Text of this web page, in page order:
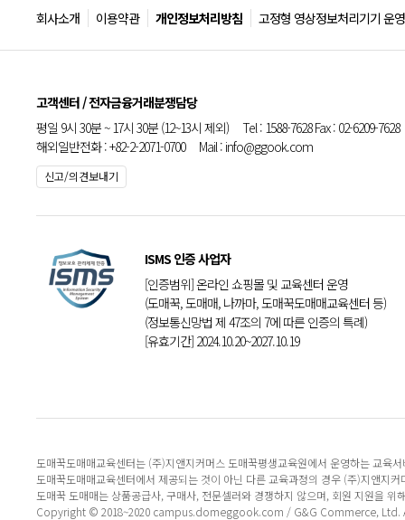
회사소개 이용약관 개인정보처리방침 고정형 영상정보처리기기 운
고객센터 / 전자금융거래분쟁담당
평일 9시 30분 ~ 17시 30분 (12~13시 제외) Tel : 1588-7628 Fax : 02-6209-7628
해외일반전화 : +82-2-2071-0700 Mail : info@ggook.com
신고/의견보내기
ISMS 인증 사업자
[인증범위] 온라인 쇼핑몰 및 교육센터 운영
(도매꾹, 도매매, 나까마, 도매꾹도매매교육센터 등)
(정보통신망법 제 47조의 7에 따른 인증의 특례)
[유효기간] 2024.10.20~2027.10.19
도매꾹도매매교육센터는 (주)지앤지커머스 도매꾹평생교육원에서 운영하는 교육
도매꾹도매매교육센터에서 제공되는 것이 아닌 다른 교육과정의 경우 (주)지앤지
도매꾹 도매매는 상품공급사, 구매사, 전문셀러와 경쟁하지 않으며, 회원 지원을 위
Copyright © 2018~2020 campus.domeggook.com / G&G Commerce, Ltd.